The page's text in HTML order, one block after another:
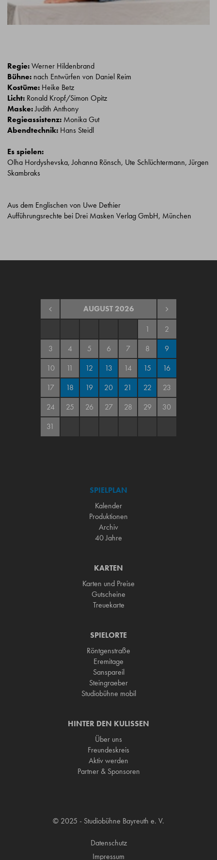
Regie:Werner Hildenbrand
Bühne: nach Entwürfen von Daniel Reim
Kostüme: Heike Betz
Licht: Ronald Kropf/Simon Opitz
Maske:Judith Anthony
Regieassistenz: Monika Gut
Abendtechnik: Hans Steidl
Es spielen:
Olha Hordyshevska, Johanna Rönsch, Ute Schlüchtermann, Jürgen
Skambraks
Aus dem Englischen von Uwe Dethier
Aufführungsrechte bei Drei Masken Verlag GmbH, München
AUGUST 2026
1
2
3
4 5 6 7 8
9
10
11 12 13 14 15
16
17
18 19 20 21 22
23
24
25 26 27 28 29
30
31
SPIELPLAN
Kalender
Produktionen
Archiv
40 Jahre
KARTEN
Karten und Preise
Gutscheine
Treuekarte
SPIELORTE
Röntgenstraße
Eremitage
Sanspareil
Steingraeber
Studiobühne mobil
HINTER DEN KULISSEN
Über uns
Freundeskreis
Aktiv werden
Partner & Sponsoren
© 2025 - Studiobühne Bayreuth e. V.
Datenschutz
Impressum